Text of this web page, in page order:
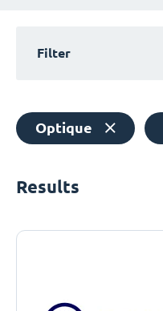
Filter
Optique
Results